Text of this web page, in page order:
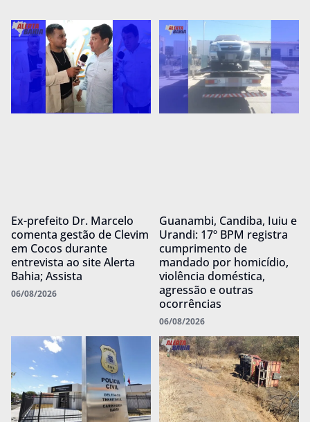
Ex-prefeito Dr. Marcelo
comenta gestão de Clevim
em Cocos durante
entrevista ao site Alerta
Bahia; Assista
06/08/2026
Guanambi, Candiba, Iuiu e
Urandi: 17º BPM registra
cumprimento de
mandado por homicídio,
violência doméstica,
agressão e outras
ocorrências
06/08/2026